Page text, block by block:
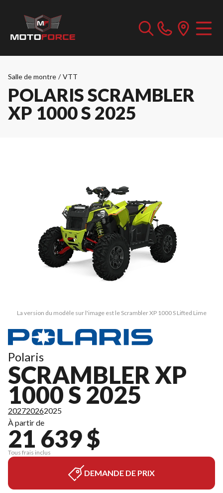
Salle de montre / VTT
POLARIS SCRAMBLER
XP 1000 S 2025
La version du modèle sur l'image est le Scrambler XP 1000 S Lifted Lime
Polaris
SCRAMBLER XP
1000 S 2025
202720262025
À partir de
21 639 $
Tous frais inclus
DEMANDE DE PRIX